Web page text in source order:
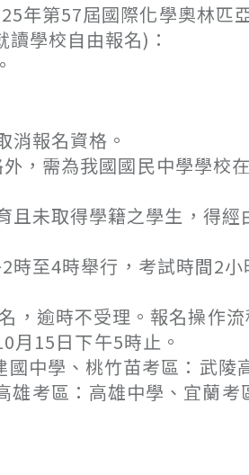
年第57屆國際化學奧林匹
學校自由報名)：
報名資格。
需為我國國民中學學校在
取得學籍之學生，得經
至4時舉行，考試時間2
，逾時不受理。報名操作流
月15日下午5時止。
中學、桃竹苗考區：武陵
考區：高雄中學、宜蘭